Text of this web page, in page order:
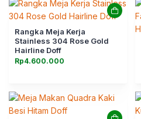
Rangka Meja Kerja
Stainless 304 Rose Gold
Hairline Doff
Rp4.600.000